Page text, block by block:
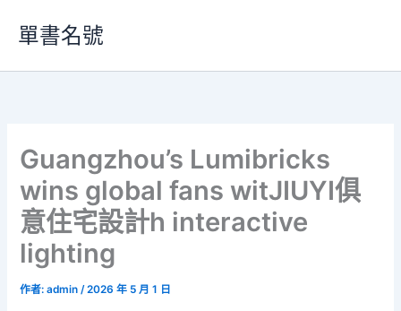
要
單書名號
Guangzhou’s Lumibricks
wins global fans witJIUYI俱
意住宅設計h interactive
lighting
作者:admin/2026 年 5 月 1 日